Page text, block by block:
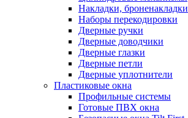
Накладки, броненакладки
Наборы перекодировки
Дверные ручки
Дверные доводчики
Дверные глазки
Дверные петли
Дверные уплотнители
Пластиковые окна
Профильные системы
Готовые ПВХ окна